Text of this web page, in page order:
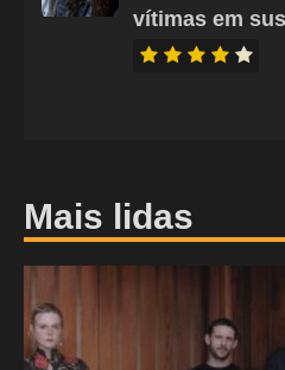
vítimas em
Mais lidas